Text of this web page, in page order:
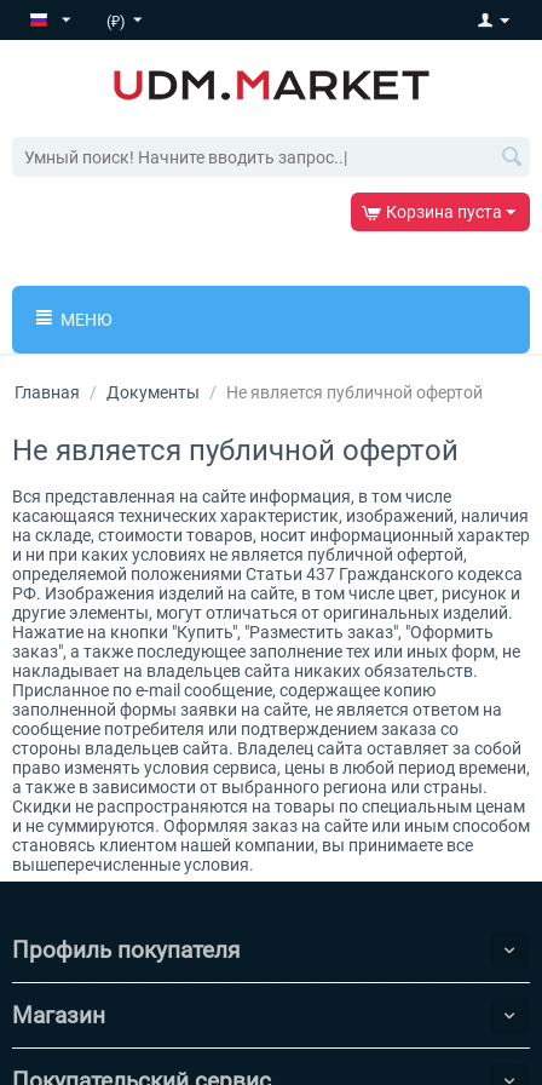
(₽)
Корзина пуста
МЕНЮ
Главная / Документы / Не является публичной офертой
Не является публичной офертой
Вся представленная на сайте информация, в том числе
касающаяся технических характеристик, изображений, наличия
на складе, стоимости товаров, носит информационный характер
и ни при каких условиях не является публичной офертой,
определяемой положениями Статьи 437 Гражданского кодекса
РФ. Изображения изделий на сайте, в том числе цвет, рисунок и
другие элементы, могут отличаться от оригинальных изделий.
Нажатие на кнопки "Купить", "Разместить заказ", "Оформить
заказ", а также последующее заполнение тех или иных форм, не
накладывает на владельцев сайта никаких обязательств.
Присланное по e-mail сообщение, содержащее копию
заполненной формы заявки на сайте, не является ответом на
сообщение потребителя или подтверждением заказа со
стороны владельцев сайта. Владелец сайта оставляет за собой
право изменять условия сервиса, цены в любой период времени,
а также в зависимости от выбранного региона или страны.
Скидки не распространяются на товары по специальным ценам
и не суммируются. Оформляя заказ на сайте или иным способом
становясь клиентом нашей компании, вы принимаете все
вышеперечисленные условия.
Профиль покупателя
Магазин